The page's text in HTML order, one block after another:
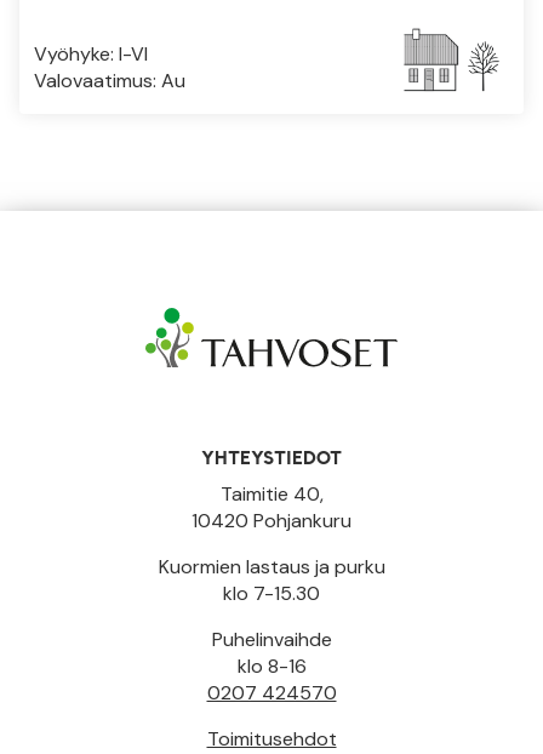
Vyöhyke: I-VI
Valovaatimus: Au
YHTEYSTIEDOT
Taimitie 40,
10420 Pohjankuru
Kuormien lastaus ja purku
klo 7-15.30
Puhelinvaihde
klo 8-16
0207 424570
Toimitusehdot